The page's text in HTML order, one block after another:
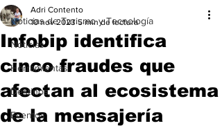
Noticias de Turismo y Tecnología
Noticias
Herramientas
Destinos
Eventos
Infobip identifica
cinco fraudes que
afectan al ecosistema
de la mensajería
Adri Contento
10 nov 2023 5 min de lectura